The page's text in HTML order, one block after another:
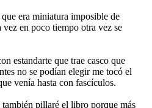
era miniatura imposible de
en poco tiempo otra vez se
estandarte que trae casco que
no se podían elegir me tocó el
venía hasta con fascículos.
pillaré el libro porque más